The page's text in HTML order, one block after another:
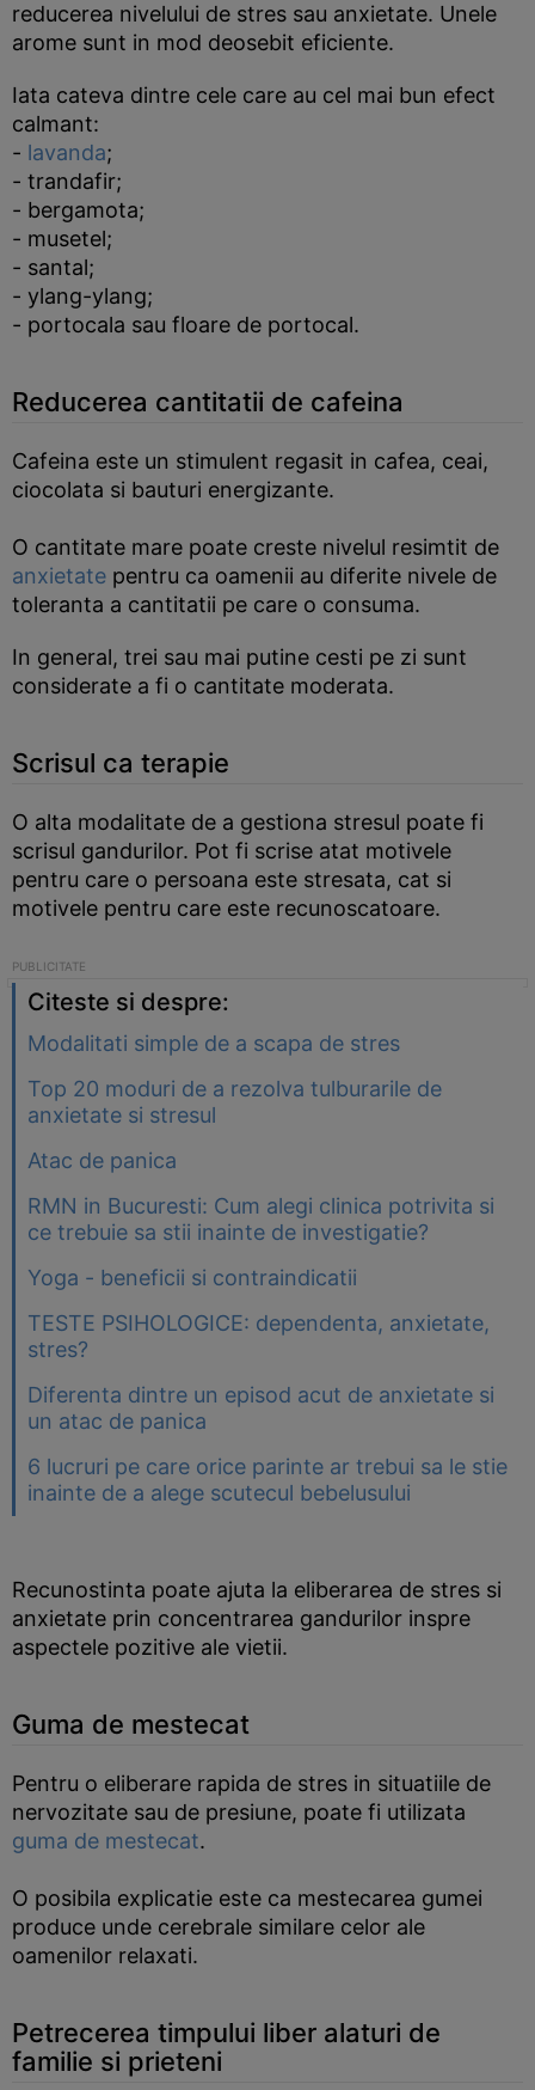
reducerea nivelului de stres sau anxietate. Unele
arome sunt in mod deosebit eficiente.
Iata cateva dintre cele care au cel mai bun efect
calmant:
- lavanda;
- trandafir;
- bergamota;
- musetel;
- santal;
- ylang-ylang;
- portocala sau floare de portocal.
Reducerea cantitatii de cafeina
Cafeina este un stimulent regasit in cafea, ceai,
ciocolata si bauturi energizante.
O cantitate mare poate creste nivelul resimtit de
anxietate pentru ca oamenii au diferite nivele de
toleranta a cantitatii pe care o consuma.
In general, trei sau mai putine cesti pe zi sunt
considerate a fi o cantitate moderata.
Scrisul ca terapie
O alta modalitate de a gestiona stresul poate fi
scrisul gandurilor. Pot fi scrise atat motivele
pentru care o persoana este stresata, cat si
motivele pentru care este recunoscatoare.
Citeste si despre:
Modalitati simple de a scapa de stres
Top 20 moduri de a rezolva tulburarile de
anxietate si stresul
Atac de panica
RMN in Bucuresti: Cum alegi clinica potrivita si
ce trebuie sa stii inainte de investigatie?
Yoga - beneficii si contraindicatii
TESTE PSIHOLOGICE: dependenta, anxietate,
stres?
Diferenta dintre un episod acut de anxietate si
un atac de panica
6 lucruri pe care orice parinte ar trebui sa le stie
inainte de a alege scutecul bebelusului
Recunostinta poate ajuta la eliberarea de stres si
anxietate prin concentrarea gandurilor inspre
aspectele pozitive ale vietii.
Guma de mestecat
Pentru o eliberare rapida de stres in situatiile de
nervozitate sau de presiune, poate fi utilizata
guma de mestecat.
O posibila explicatie este ca mestecarea gumei
produce unde cerebrale similare celor ale
oamenilor relaxati.
Petrecerea timpului liber alaturi de
familie si prieteni